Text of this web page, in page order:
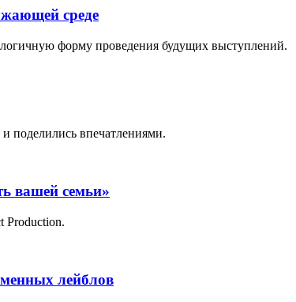
среде
форму проведения будущих выступлений.
поделились впечатлениями.
вашей семьи»
Production.
лейблов